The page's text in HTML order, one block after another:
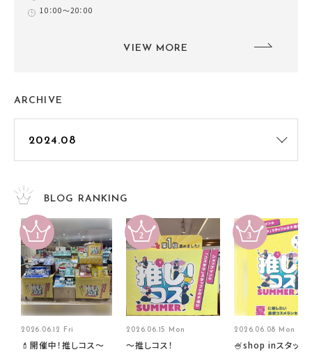
10：00～20：00
VIEW MORE
ARCHIVE
BLOG RANKING
2026.06.12 Fri
💄開催中！推しコス〜
2026.06.15 Mon
～推しコス！
2026.06.08 Mon
🍧shop inスタッフ